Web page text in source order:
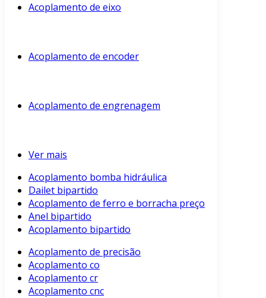
Acoplamento de eixo
Acoplamento de encoder
Acoplamento de engrenagem
Ver mais
Acoplamento bomba hidráulica
Dailet bipartido
Acoplamento de ferro e borracha preço
Anel bipartido
Acoplamento bipartido
Acoplamento de precisão
Acoplamento co
Acoplamento cr
Acoplamento cnc